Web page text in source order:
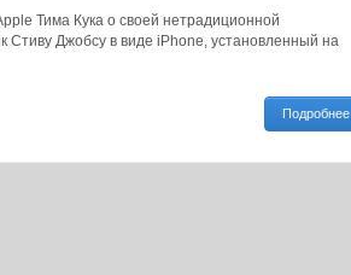
Тима Кука о своей нетрадиционной
Стиву Джобсу в виде iPhone, установленный на
Подробнее